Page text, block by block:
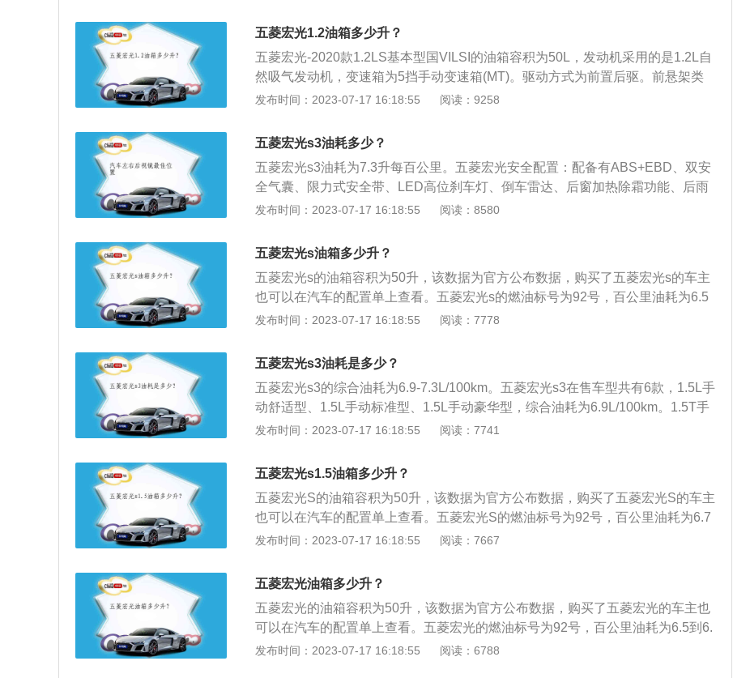
缩空气，若在某部位有气泡冒出，即为泄漏处，此时在泄漏处做好记号，除漆后
焊补。焊补时，可根据漏孔的大小和部位采用不同的焊接方法进行焊补。如果漏
孔不大，可用锡焊焊补；如果漏孔过大，则应用补丁焊补；如采汽油箱上、下半
注满冷水，以防爆炸。若油箱壁有较大的凹陷，可在凹陷处焊接一根铁棒，将凹
统中除储油外，还起着散热、分离油液中的气泡、沉淀杂质等作用。油箱中安装
有很多辅件，如冷却器、加热器、空气滤清器及液位计等。
超出标定的容积，这是由于汽车厂家所标定的油箱容积是从油箱底到安全界度的
容积，而从安全界度到油箱口还有一定的空间，这个空间是为了保证油箱内的油
品在温度变高的情况下膨胀，而不至于溢出油箱的安全空间。如果在加油过程中
把油加到油箱口，就会产生实际加油量比标定油箱容积大的情况。车主如果想了
解油箱的剩余油量，可以观察油表盘右侧的汽油表，上面标注着E、F，指针靠近
五菱宏光1.2油箱多少升？
五菱宏光-2020款1.2LS基本型国VILSI的油箱容积为50L，发动机采用的是1.2L自
然吸气发动机，变速箱为5挡手动变速箱(MT)。驱动方式为前置后驱。前悬架类
型为麦弗逊式独立悬架，后悬架类型为钢板弹簧非独立悬架。同级别车中，东风
2L厢式运输车实用型的油箱容积为45L。实际加油过程中，油的量可能会超出标
定的容积，这是由于汽车厂家所标定的油箱容积是从油箱底到安全界度的容积，
而从安全界度到油箱口还有一定的空间，这个空间是为了保证油箱内的油品在温
度变高的情况下膨胀，而不至于溢出油箱的安全空间。如果在加油过程中把油加
到油箱口，就会产生实际加油量比标定油箱容积大的情况。车主如果想了解油箱
就表示快没油，接近F的时候表示油量充足。
发布时间：2023-07-17 16:18:55 阅读：9258
五菱宏光s3油耗多少？
五菱宏光s3油耗为7.3升每百公里。五菱宏光安全配置：配备有ABS+EBD、双安
全气囊、限力式安全带、LED高位刹车灯、倒车雷达、后窗加热除霜功能、后雨
刮器、中门儿童锁、自动落锁功能、大灯/车门未关报警装置、带电子防盗系统和
用1.5LDVVT发动机，最大功率提升至82kW/5800rpm，最大扭矩146.5N.m/rp
m。另外一款1.2升发动机，最大功率63kW/6000rpm，最大扭矩108N.m/rpm，全
系匹配5速手动变速器。
发布时间：2023-07-17 16:18:55 阅读：8580
五菱宏光s油箱多少升？
五菱宏光s的油箱容积为50升，该数据为官方公布数据，购买了五菱宏光s的车主
也可以在汽车的配置单上查看。五菱宏光s的燃油标号为92号，百公里油耗为6.5
到6.7L，加满一箱油可以跑的里程为746到769km。日常行驶过程中，需要随时
他问题，油量的数值会真实的反应到油表上。仪表的燃油表一般有5到6格，一般
燃油表还剩2格的时候就要加油，以免开到半路没油的情况发生。实际加油过程
中，油的量可能会超出标定的容积，这是由于汽车厂家所标定的油箱容积是从油
箱底到安全界度的容积，而从安全界度到油箱口还有一定的空间，这个空间是为
了保证油箱内的油品在温度变高的情况下膨胀，而不至于溢出油箱的安全空间。
况。
发布时间：2023-07-17 16:18:55 阅读：7778
五菱宏光s3油耗是多少？
五菱宏光s3的综合油耗为6.9-7.3L/100km。五菱宏光s3在售车型共有6款，1.5L手
动舒适型、1.5L手动标准型、1.5L手动豪华型，综合油耗为6.9L/100km。1.5T手
动标准型的综合油耗为7.1L/100km。1.5T手动豪华型的综合油耗为7.3L/100km。
数据量数据。真实油耗高于这个值，为7.4-10.0L/100km。汽车油耗的高低与五大
因素直接相关，即驾驶习惯、汽车本身、道路状态、自然风、环境温度。会使汽
车油耗增加的具体因素如下：驾驶习惯：驾驶粗暴，比如急加油、常超车、遇红
灯不提前松油门会使油耗增高。汽车本身：排量大的车比排量小的车油耗大，因
为排量大功率一般就大，需要更多的汽油燃烧做功。汽车自重大的车油耗会高，
等，在这些路面行驶，阻力大，耗油会增加。自然风：迎风行驶、大风天行驶，
汽车阻力增大，油耗增加。环境温度低，发动机缸体温度低，冷起动时喷入的汽
油不易雾化，需要喷入更多的汽油才能然烧，油耗增大。同时，气温低，发动机
发布时间：2023-07-17 16:18:55 阅读：7741
五菱宏光s1.5油箱多少升？
五菱宏光S的油箱容积为50升，该数据为官方公布数据，购买了五菱宏光S的车主
也可以在汽车的配置单上查看。五菱宏光S的燃油标号为92号，百公里油耗为6.7
L，加满一箱油可以跑的里程为746km。日常行驶过程中，需要随时注意油箱的
量的数值会真实的反应到油表上。仪表的燃油表一般有5到6格，一般燃油表还剩
2格的时候就要加油，以免开到半路没油的情况发生。实际加油过程中，油的量
可能会超出标定的容积，这是由于汽车厂家所标定的油箱容积是从油箱底到安全
界度的容积，而从安全界度到油箱口还有一定的空间，这个空间是为了保证油箱
内的油品在温度变高的情况下膨胀，而不至于溢出油箱的安全空间。如果在加油
发布时间：2023-07-17 16:18:55 阅读：7667
五菱宏光油箱多少升？
五菱宏光的油箱容积为50升，该数据为官方公布数据，购买了五菱宏光的车主也
可以在汽车的配置单上查看。五菱宏光的燃油标号为92号，百公里油耗为6.5到6.
7L，加满一箱油可以跑的里程为746到769km。日常行驶过程中，需要随时注意
发布时间：2023-07-17 16:18:55 阅读：6788